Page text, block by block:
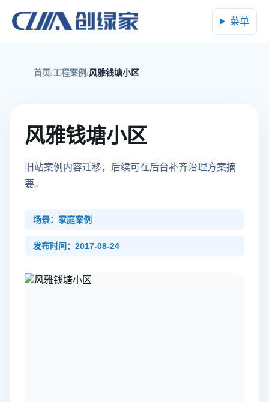
菜单
首页 工程案例 风雅钱塘小区
风雅钱塘小区
旧站案例内容迁移，后续可在后台补齐治理方案摘
要。
场景：家庭案例
发布时间：2017-08-24